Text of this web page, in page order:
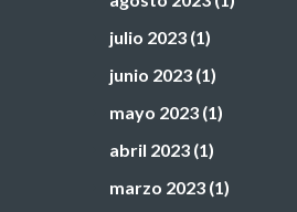
julio 2023 (1)
junio 2023 (1)
mayo 2023 (1)
abril 2023 (1)
marzo 2023 (1)